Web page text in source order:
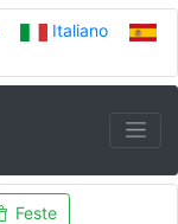
Italiano
Feste